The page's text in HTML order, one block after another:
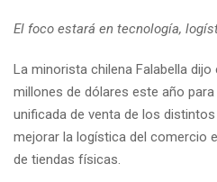
El foco estará en tecnología,
La minorista chilena Falabella dijo
millones de dólares este año
unificada de venta de los
mejorar la logística del comercio
de tiendas físicas.